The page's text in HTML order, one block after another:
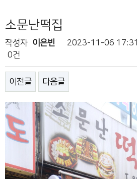
소문난떡집
작성자 이은빈 2023-11-06 17:31
0건
이전글 다음글